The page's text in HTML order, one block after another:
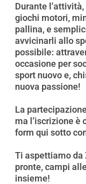
Durante
giochi motori,
pallina, e
avvicinarli allo
possibile:
occasione per
sport nuovo e,
nuova passione!
La
ma l’iscrizione è
form qui sotto
Ti aspettiamo da
pronte, campi
insieme!